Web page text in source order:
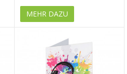
MEHR DAZU